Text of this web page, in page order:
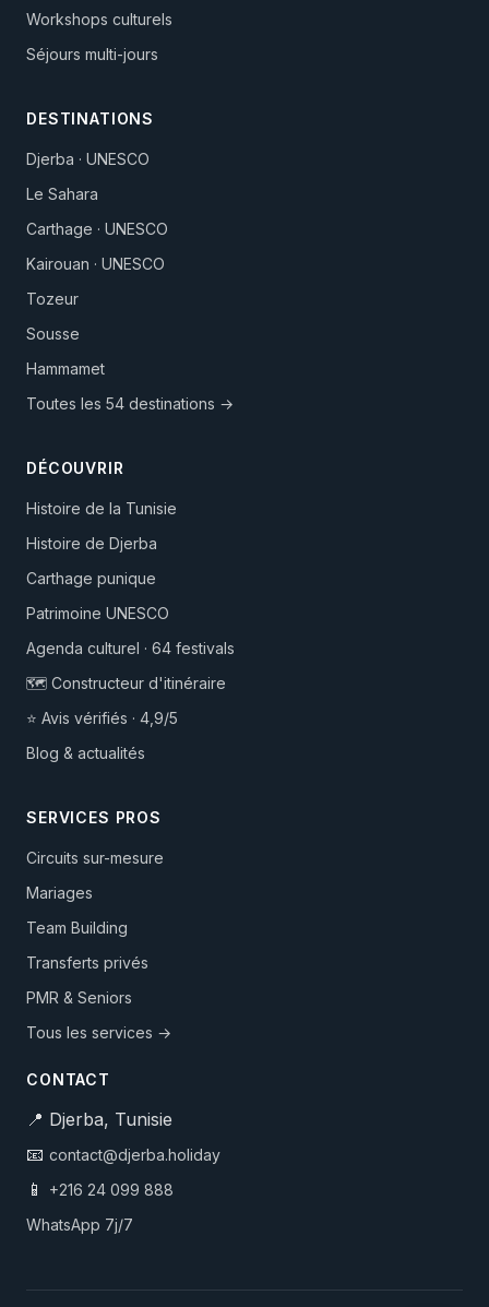
Workshops culturels
Séjours multi-jours
DESTINATIONS
Djerba · UNESCO
Le Sahara
Carthage · UNESCO
Kairouan · UNESCO
Tozeur
Sousse
Hammamet
Toutes les 54 destinations →
DÉCOUVRIR
Histoire de la Tunisie
Histoire de Djerba
Carthage punique
Patrimoine UNESCO
Agenda culturel · 64 festivals
🗺️ Constructeur d'itinéraire
⭐ Avis vérifiés · 4,9/5
Blog & actualités
SERVICES PROS
Circuits sur-mesure
Mariages
Team Building
Transferts privés
PMR & Seniors
Tous les services →
CONTACT
📍 Djerba, Tunisie
📧 contact@djerba.holiday
📱
+216 24 099 888
WhatsApp 7j/7